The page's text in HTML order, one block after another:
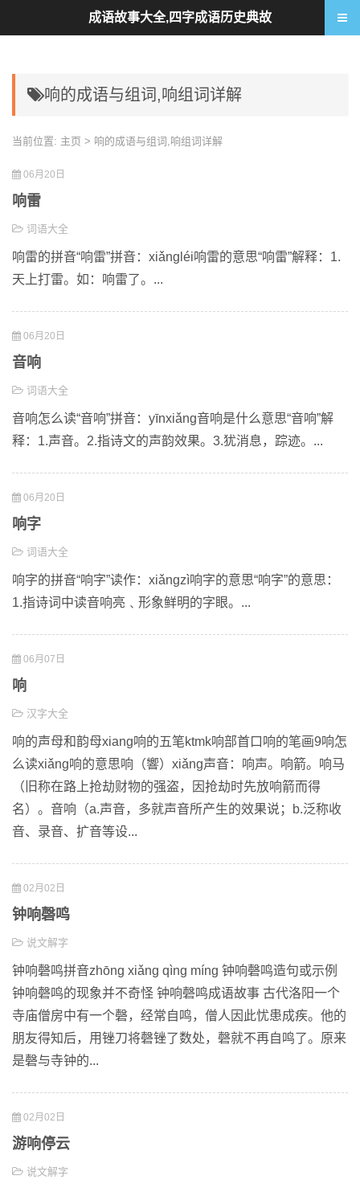
响的成语与组词,响组词详解
当前位置: 主页 > 响的成语与组词,响组词详解
06月20日
响雷
词语大全
响雷的拼音“响雷”拼音：xiǎngléi响雷的意思“响雷”解释：1.
天上打雷。如：响雷了。...
06月20日
音响
词语大全
音响怎么读“音响”拼音：yīnxiǎng音响是什么意思“音响”解
释：1.声音。2.指诗文的声韵效果。3.犹消息，踪迹。...
06月20日
响字
词语大全
响字的拼音“响字”读作：xiǎngzì响字的意思“响字”的意思：
1.指诗词中读音响亮﹑形象鲜明的字眼。...
06月07日
响
汉字大全
响的声母和韵母xiang响的五笔ktmk响部首口响的笔画9响怎
么读xiǎng响的意思响（響）xiǎng声音：响声。响箭。响马
（旧称在路上抢劫财物的强盗，因抢劫时先放响箭而得
名）。音响（a.声音，多就声音所产生的效果说；b.泛称收
音、录音、扩音等设...
02月02日
钟响磬鸣
说文解字
钟响磬鸣拼音zhōng xiǎng qìng míng 钟响磬鸣造句或示例
钟响磬鸣的现象并不奇怪 钟响磬鸣成语故事 古代洛阳一个
寺庙僧房中有一个磬，经常自鸣，僧人因此忧患成疾。他的
朋友得知后，用锉刀将磬锉了数处，磬就不再自鸣了。原来
是磬与寺钟的...
02月02日
游响停云
说文解字
成语故事大全,四字成语历史典故